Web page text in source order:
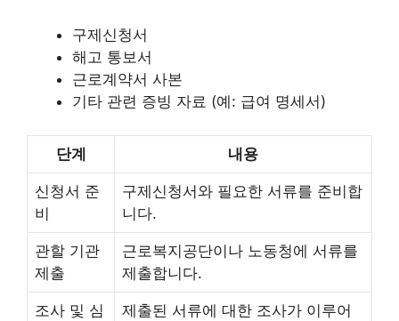
구제신청서
해고 통보서
근로계약서 사본
기타 관련 증빙 자료 (예: 급여 명세서)
단계 내용
신청서 준
비
구제신청서와 필요한 서류를 준비합
니다.
관할 기관
제출
근로복지공단이나 노동청에 서류를
제출합니다.
조사 및 심
제출된 서류에 대한 조사가 이루어